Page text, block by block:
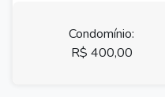
Condomínio:
R$ 400,00